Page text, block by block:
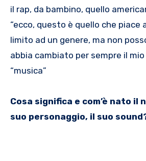
il rap, da bambino, quello
“ecco, questo è quello che piace
limito ad un genere, ma non
abbia cambiato per sempre il
“musica”
Cosa significa e com’è nato il
suo personaggio, il suo